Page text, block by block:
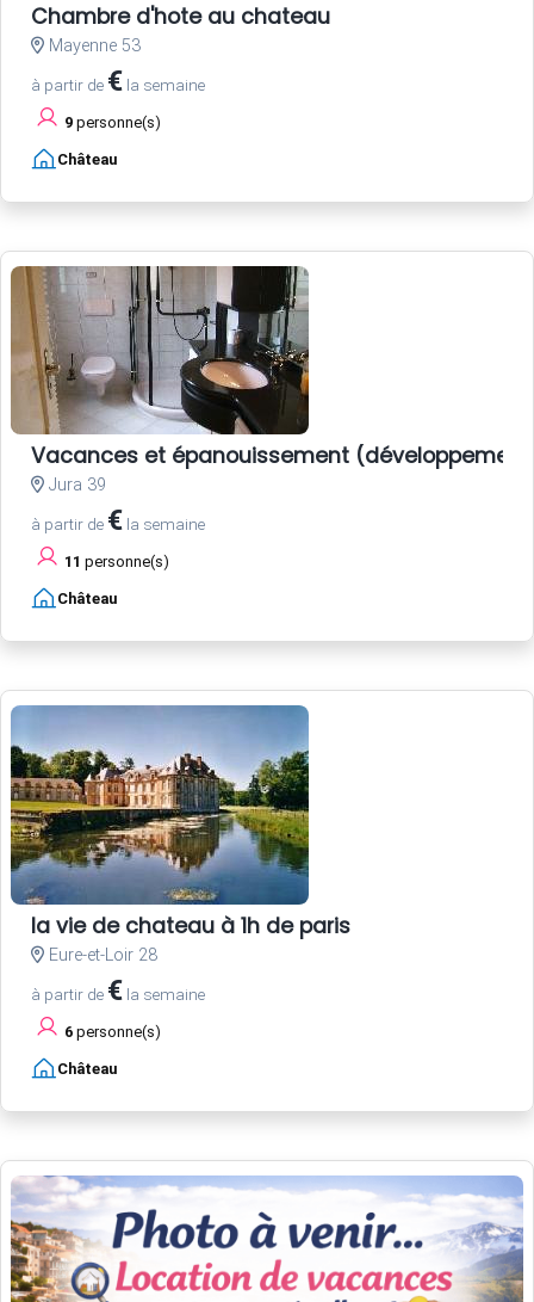
Chambre d'hote au chateau
Mayenne 53
à partir de € la semaine
9 personne(s)
Château
Vacances et épanouissement
Jura 39
à partir de € la semaine
11 personne(s)
Château
la vie de chateau à 1h de paris
Eure-et-Loir 28
à partir de € la semaine
6 personne(s)
Château